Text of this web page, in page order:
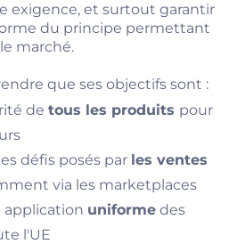
exigence, et surtout garantir
du principe permettant
marché.
que ses objectifs sont :
de tous les produits pour
défis posés par les ventes
via les marketplaces
uniforme des
l'UE